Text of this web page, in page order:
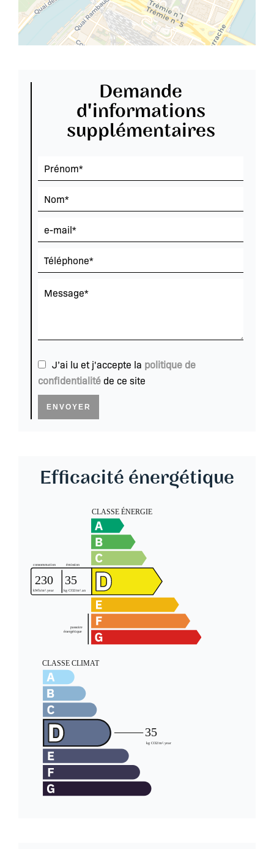
Demande
d'informations
supplémentaires
J’ai lu et j'accepte la politique de
confidentialité de ce site
ENVOYER
Efficacité énergétique